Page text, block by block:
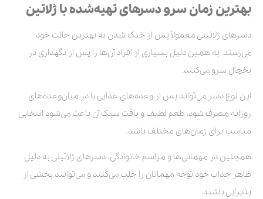
بهترین زمان سرو دسرهای تهیه‌شده با ژلاتین
دسرهای ژلاتینی معمولاً پس از خنک شدن به بهترین حالت خود
می‌رسند. به همین دلیل بسیاری از افراد آن‌ها را پس از نگهداری در
یخچال سرو می‌کنند.
این نوع دسر می‌تواند پس از وعده‌های غذایی یا در میان‌وعده‌های
روزانه مصرف شود. طعم لطیف و بافت سبک آن باعث می‌شود انتخابی
مناسب برای زمان‌های مختلف باشد.
همچنین در مهمانی‌ها و مراسم خانوادگی، دسرهای ژلاتینی به دلیل
ظاهر جذاب خود توجه مهمانان را جلب می‌کنند و می‌توانند بخشی از
پذیرایی باشند.